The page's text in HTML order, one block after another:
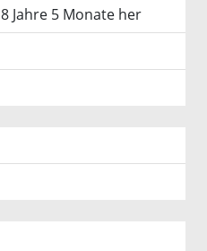
8 Jahre 5 Monate her